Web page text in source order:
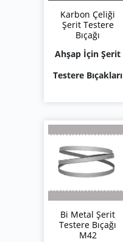
Karbon Çeliği
Şerit Testere
Bıçağı
Ahşap İçin Şerit
Testere Bıçakları
Bi Metal Şerit
Testere Bıçağı
M42